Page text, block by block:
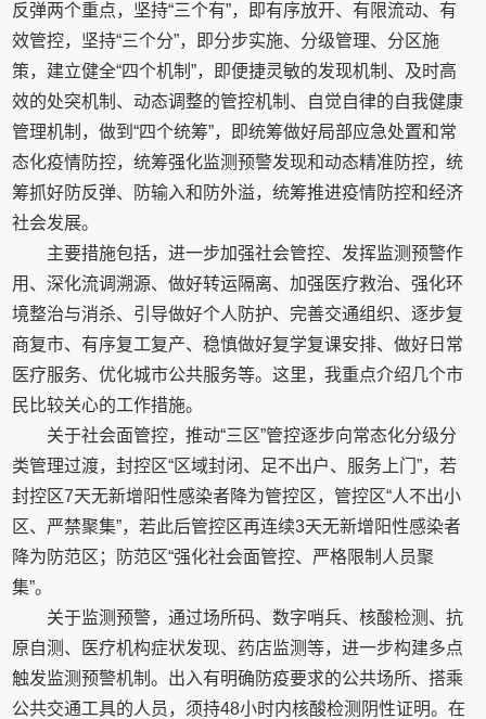
反弹两个重点，坚持“三个有”，即有序放开、有限流动、有
效管控，坚持“三个分”，即分步实施、分级管理、分区施
策，建立健全“四个机制”，即便捷灵敏的发现机制、及时高
效的处突机制、动态调整的管控机制、自觉自律的自我健康
管理机制，做到“四个统筹”，即统筹做好局部应急处置和常
态化疫情防控，统筹强化监测预警发现和动态精准防控，统
筹抓好防反弹、防输入和防外溢，统筹推进疫情防控和经济
社会发展。
主要措施包括，进一步加强社会管控、发挥监测预警作
用、深化流调溯源、做好转运隔离、加强医疗救治、强化环
境整治与消杀、引导做好个人防护、完善交通组织、逐步复
商复市、有序复工复产、稳慎做好复学复课安排、做好日常
医疗服务、优化城市公共服务等。这里，我重点介绍几个市
民比较关心的工作措施。
关于社会面管控，推动“三区”管控逐步向常态化分级分
类管理过渡，封控区“区域封闭、足不出户、服务上门”，若
封控区7天无新增阳性感染者降为管控区，管控区“人不出小
区、严禁聚集”，若此后管控区再连续3天无新增阳性感染者
降为防范区；防范区“强化社会面管控、严格限制人员聚
集”。
关于监测预警，通过场所码、数字哨兵、核酸检测、抗
原自测、医疗机构症状发现、药店监测等，进一步构建多点
触发监测预警机制。出入有明确防疫要求的公共场所、搭乘
公共交通工具的人员，须持48小时内核酸检测阴性证明。在